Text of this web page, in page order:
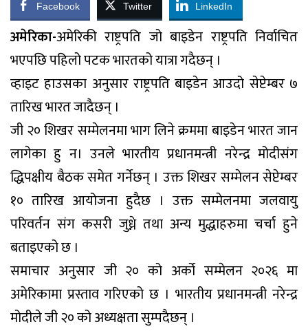
Facebook Twitter LinkedIn
अमेरिका-अमेरिकी राष्ट्रपति जो बाइडेन राष्ट्रपति निर्वाचित
भएपछि पहिलो पटक भारतको यात्रा गदैछन् ।
व्हाइट हाउसका अनुसार राष्ट्रपति बाइडेन आउदो सेप्टेम्बर ७
तारिख भारत जादैछन् ।
जी २० शिखर सम्मेलनमा भाग लिने क्रममा बाइडेन भारत जान
लागेका हु न। उनले भारतीय प्रधानमन्त्री नरेन्द्र मोदीसंग
द्धिपक्षीय बैठक समेत गर्नेछन् । उक्त शिखर सम्मेलन सेप्टेम्बर
१० तारिख आयोजना हुदैछ । उक्त सम्मेलनमा जलवायु
परिवर्तन संग कसरी जुध्ने तथा अन्य मुद्धाहरुमा चर्चा हुने
बताइएको छ ।
समाचार अनुसार जी २० को अर्को सम्मेलन २०२६ मा
अमेरिकामा प्रस्ताव गरिएको छ । भारतीय प्रधानमन्त्री नरेन्द्र
मोदीले जी २० को अध्यक्षता सुम्पदैछन् ।